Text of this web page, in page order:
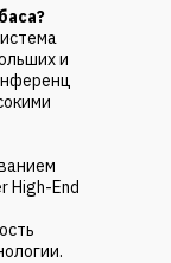
и
High-End